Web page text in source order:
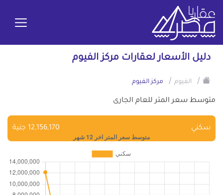
دليل الأسعار لعقارات مركز الفيوم
/ الفيوم / مركز الفيوم
متوسط سعر المتر للعام الجارى
سكني 12,156,170 جنية